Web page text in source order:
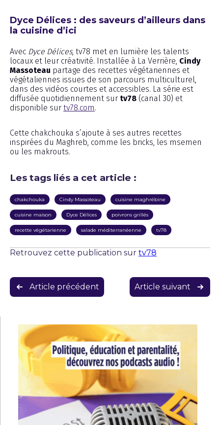
Dyce Délices : des saveurs d’ailleurs dans
la cuisine d’ici
Avec Dyce Délices, tv78 met en lumière les talents
locaux et leur créativité. Installée à La Verrière, Cindy
Massoteau partage des recettes végétariennes et
végétaliennes issues de son parcours multiculturel,
dans des vidéos courtes et accessibles. La série est
diffusée quotidiennement sur tv78 (canal 30) et
disponible sur tv78.com.
Cette chakchouka s’ajoute à ses autres recettes
inspirées du Maghreb, comme les bricks, les msemen
ou les makrouts.
Les tags liés a cet article :
chakchouka Cindy Massoteau cuisine maghrébine
cuisine maison Dyce Délices poivrons grillés
recette végétarienne salade méditerranéenne tv78
Retrouvez cette publication sur tv78
Navigation
de
Article précédent Article suivant